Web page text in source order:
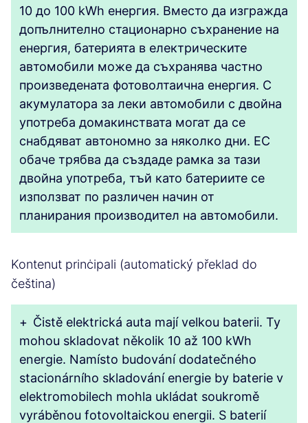
10 до 100 kWh енергия. Вместо да изгражда
допълнително стационарно съхранение на
енергия, батерията в електрическите
автомобили може да съхранява частно
произведената фотоволтаична енергия. С
акумулатора за леки автомобили с двойна
употреба домакинствата могат да се
снабдяват автономно за няколко дни. ЕС
обаче трябва да създаде рамка за тази
двойна употреба, тъй като батериите се
използват по различен начин от
планирания производител на автомобили.
Kontenut prinċipali (automatický překlad do
čeština)
+ Čistě elektrická auta mají velkou baterii. Ty
mohou skladovat několik 10 až 100 kWh
energie. Namísto budování dodatečného
stacionárního skladování energie by baterie v
elektromobilech mohla ukládat soukromě
vyráběnou fotovoltaickou energii. S baterií